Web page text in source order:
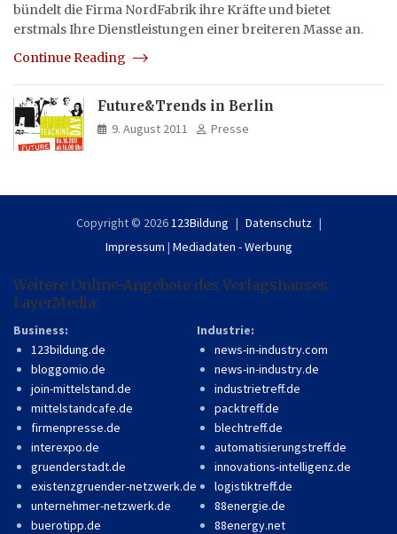
bündelt die Firma NordFabrik ihre Kräfte und bietet
erstmals Ihre Dienstleistungen einer breiteren Masse an.
Continue Reading
Future&Trends in Berlin
9. August 2011 Presse
Copyright © 2026 123Bildung
Datenschutz
Impressum | Mediadaten - Werbung
Weitere Online-Angebote des Verlagshauses
LayerMedia:
Business:
123bildung.de
bloggomio.de
join-mittelstand.de
mittelstandcafe.de
firmenpresse.de
interexpo.de
gruenderstadt.de
existenzgruender-netzwerk.de
unternehmer-netzwerk.de
buerotipp.de
Industrie:
news-in-industry.com
news-in-industry.de
industrietreff.de
packtreff.de
blechtreff.de
automatisierungstreff.de
innovations-intelligenz.de
logistiktreff.de
88energie.de
88energy.net